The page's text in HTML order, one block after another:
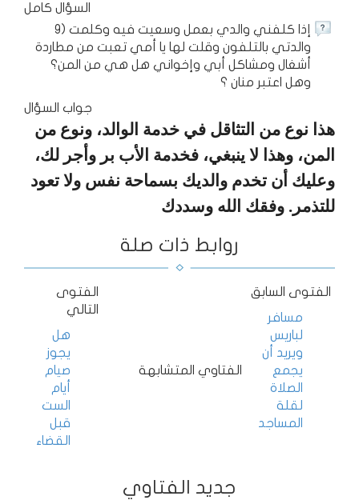
السؤال كامل
9) إذا كلفني والدي بعمل وسعيت فيه وكلمت
والدتي بالتلفون وقلت لها يا أمي تعبت من مطاردة
أشغال ومشاكل أبي وإخواني هل هي من المن؟
وهل اعتبر منان ؟
جواب السؤال
هذا نوع من التثاقل في خدمة الوالد، ونوع من
المن، وهذا لا ينبغي، فخدمة الأب بر وأجر لك،
وعليك أن تخدم والديك بسماحة نفس ولا تعود
للتذمر. وفقك الله وسددك
روابط ذات صلة
الفتوى السابق
مسافر
لباريس
ويريد أن
يجمع
الصلاة
لقلة
المساجد
الفتاوي المتشابهة
الفتوى
التالي
هل
يجوز
صيام
أيام
الست
قبل
القضاء
جديد الفتاوي